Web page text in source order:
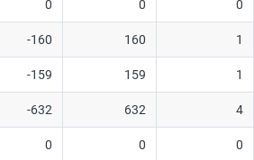
0 0 0
-160 160 1
-159 159 1
-632 632 4
0 0 0